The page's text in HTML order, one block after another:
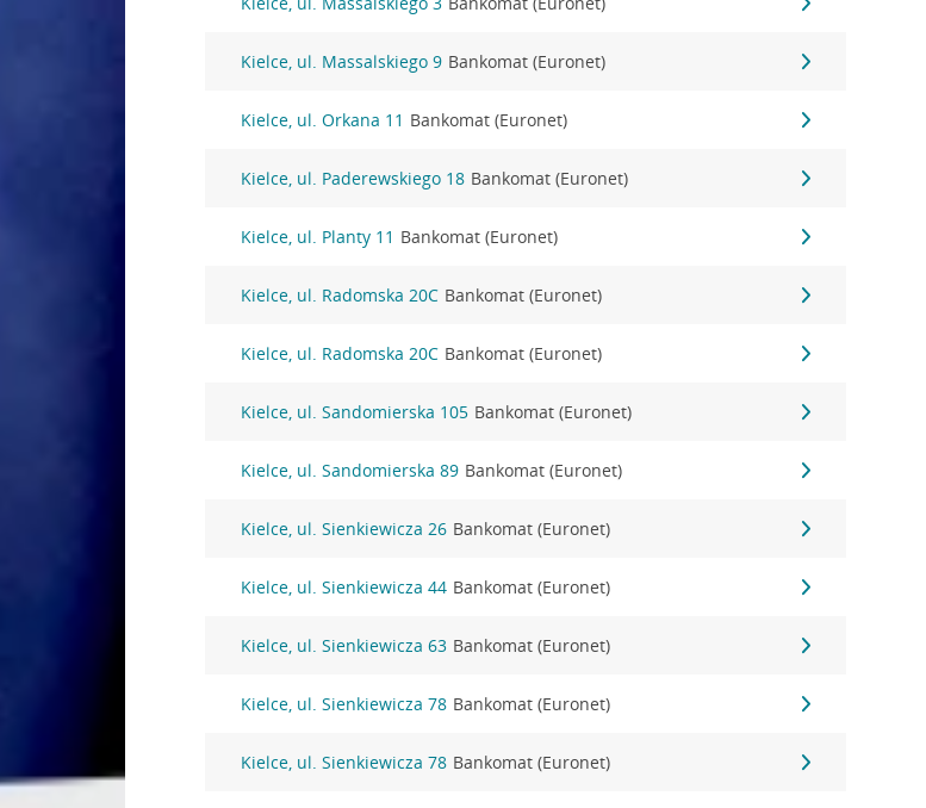
Kielce, ul. Massalskiego 9 Bankomat (Euronet)
Kielce, ul. Orkana 11 Bankomat (Euronet)
Kielce, ul. Paderewskiego 18 Bankomat (Euronet)
Kielce, ul. Planty 11 Bankomat (Euronet)
Kielce, ul. Radomska 20C Bankomat (Euronet)
Kielce, ul. Radomska 20C Bankomat (Euronet)
Kielce, ul. Sandomierska 105 Bankomat (Euronet)
Kielce, ul. Sandomierska 89 Bankomat (Euronet)
Kielce, ul. Sienkiewicza 26 Bankomat (Euronet)
Kielce, ul. Sienkiewicza 44 Bankomat (Euronet)
Kielce, ul. Sienkiewicza 63 Bankomat (Euronet)
Kielce, ul. Sienkiewicza 78 Bankomat (Euronet)
Kielce, ul. Sienkiewicza 78 Bankomat (Euronet)